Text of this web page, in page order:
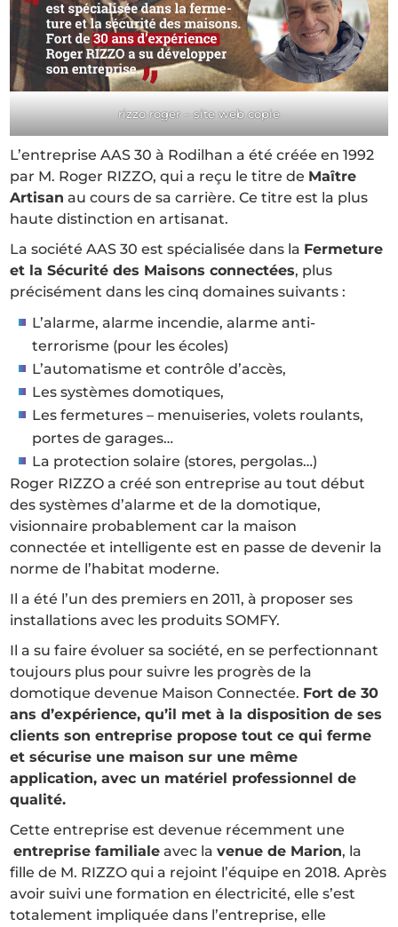
rizzo roger – site web copie
L’entreprise AAS 30 à Rodilhan a été créée en 1992
par M. Roger RIZZO, qui a reçu le titre de Maître
Artisan au cours de sa carrière. Ce titre est la plus
haute distinction en artisanat.
La société AAS 30 est spécialisée dans la Fermeture
et la Sécurité des Maisons connectées, plus
précisément dans les cinq domaines suivants :
L’alarme, alarme incendie, alarme anti-
terrorisme (pour les écoles)
L’automatisme et contrôle d’accès,
Les systèmes domotiques,
Les fermetures – menuiseries, volets roulants,
portes de garages…
La protection solaire (stores, pergolas…)
Roger RIZZO a créé son entreprise au tout début
des systèmes d’alarme et de la domotique,
visionnaire probablement car la maison
connectée et intelligente est en passe de devenir la
norme de l’habitat moderne.
Il a été l’un des premiers en 2011, à proposer ses
installations avec les produits SOMFY.
Il a su faire évoluer sa société, en se perfectionnant
toujours plus pour suivre les progrès de la
domotique devenue Maison Connectée. Fort de 30
ans d’expérience, qu’il met à la disposition de ses
clients son entreprise propose tout ce qui ferme
et sécurise une maison sur une même
application, avec un matériel professionnel de
qualité.
Cette entreprise est devenue récemment une
entreprise familiale avec lavenue de Marion, la
fille de M. RIZZO qui a rejoint l’équipe en 2018. Après
avoir suivi une formation en électricité, elle s’est
totalement impliquée dans l’entreprise, elle